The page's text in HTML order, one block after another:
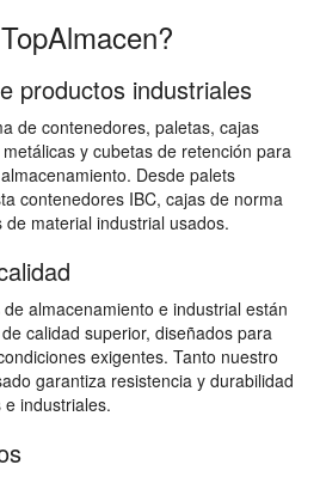
productos industriales
de contenedores, paletas, cajas
y cubetas de retención para
Desde palets
contenedores IBC, cajas de norma
material industrial usados.
almacenamiento e industrial están
calidad superior, diseñados para
exigentes. Tanto nuestro
garantiza resistencia y durabilidad
industriales.